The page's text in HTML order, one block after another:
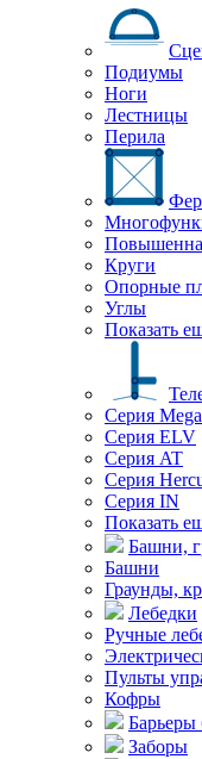
Подиумы
Ноги
Лестницы
Перила
Круги
Опорные
Углы
Показать
Серия
Серия ELV
Серия AT
Серия
Серия IN
Показать
Башни,
Башни
Граунды,
Лебедки
Ручные
Пульты
Кофры
Барьеры
Заборы